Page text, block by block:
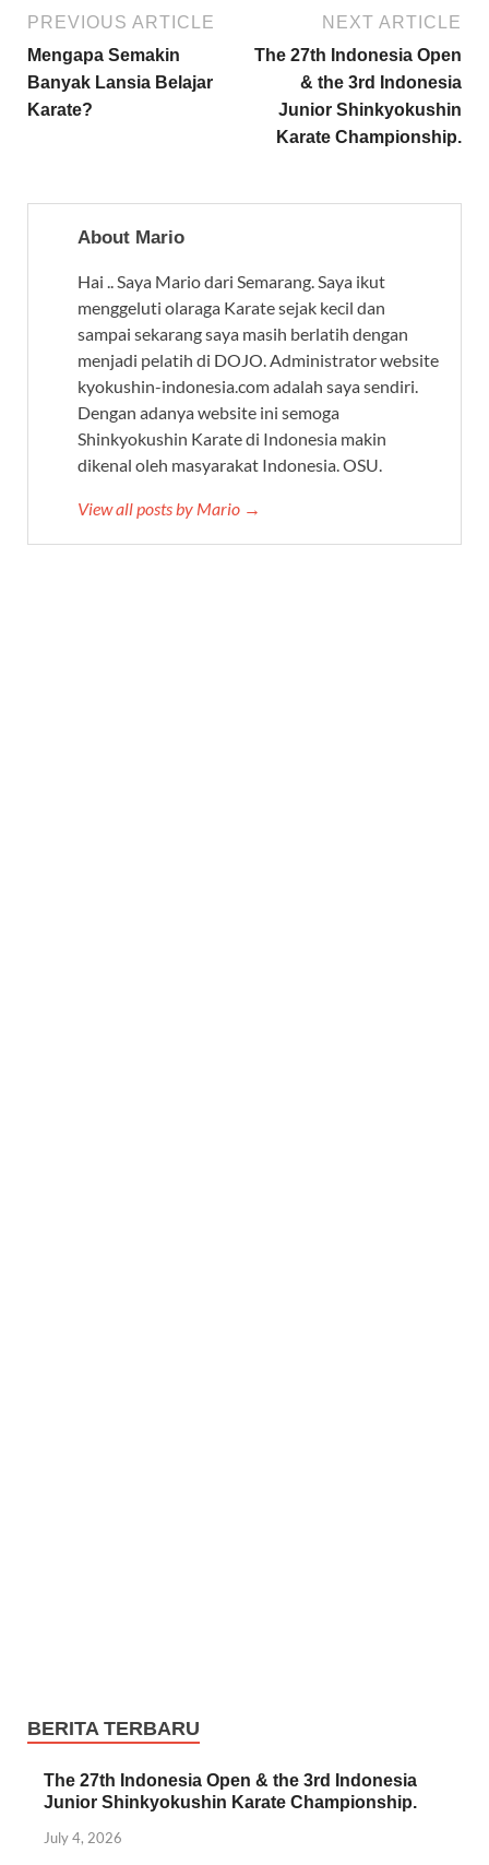
PREVIOUS ARTICLE
Mengapa Semakin
Banyak Lansia Belajar
Karate?
NEXT ARTICLE
The 27th Indonesia Open
& the 3rd Indonesia
Junior Shinkyokushin
Karate Championship.
About Mario
Hai .. Saya Mario dari Semarang. Saya ikut
menggeluti olaraga Karate sejak kecil dan
sampai sekarang saya masih berlatih dengan
menjadi pelatih di DOJO. Administrator website
kyokushin-indonesia.com adalah saya sendiri.
Dengan adanya website ini semoga
Shinkyokushin Karate di Indonesia makin
dikenal oleh masyarakat Indonesia. OSU.
View all posts by Mario →
BERITA TERBARU
The 27th Indonesia Open & the 3rd Indonesia
Junior Shinkyokushin Karate Championship.
July 4, 2026